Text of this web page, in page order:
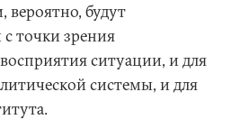
вероятно, будут
точки зрения
ситуации, и для
системы, и для